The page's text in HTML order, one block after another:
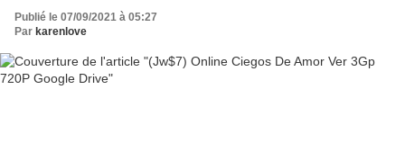
Publié le 07/09/2021 à 05:27
Par karenlove